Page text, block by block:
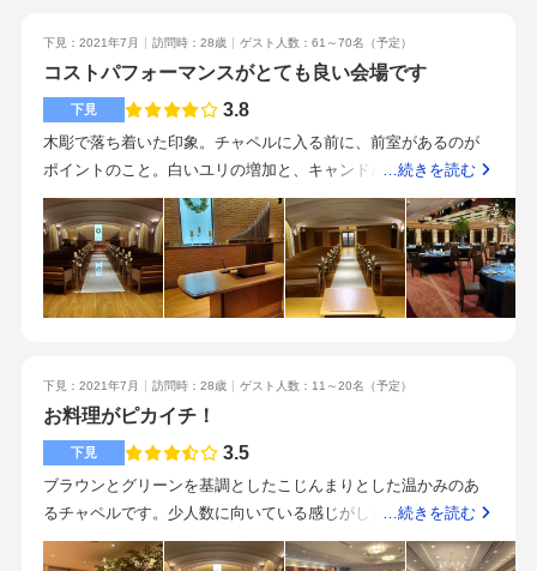
人数が少し足りなかったため諦めました。費用も控えめで自分
の納得いく結婚式が上がりそうな会場だなと感じました。見積
もりはたくさんオプションを付けてもらって出してもらったほ
うが差額がないのでお勧めです。
下見：2021年7月 訪問時：28歳 ゲスト人数：61～70名 （予定）
コストパフォーマンスがとても良い会場です
下見 3.8
木彫で落ち着いた印象。チャペルに入る前に、前室があるのが
ポイントのこと。白いユリの増加と、キャンドルが飾られてお
り素敵でした。会場名『万里」60～70名規模だとこちらをつか
うとのこと。ブラウンを基調として会場で、とても素敵でし
た。高砂に対して横長の会場なので、ゲストの顔もよく見えい
いとおもいました。込み込みの見積書を作ってくださいました
が、他の会場と比べてもかなり安かったです。ホテルのスタッ
くおいしかったです。デザートもおいしかったです。飯田橋、
水道橋からすぐなのでアクセスはよいと思います。スタッフさ
んは、非常に完結に話してくださるのでわかりやすかったで
す。状況が見えないということもありますが、コロナでの延期
についてのキャンセル料などについて詳しく説明してもらえな
スにこだわる方にはよいと思います。・会場が5つあるそうです
…続きを読む
下見：2021年7月 訪問時：28歳 ゲスト人数：11～20名 （予定）
お料理がピカイチ！
下見 3.5
ブラウンとグリーンを基調としたこじんまりとした温かみのあ
るチャペルです。少人数に向いている感じがします。絨毯にイ
ンパクトがあり、シャンデリアなども重なって重厚感がありま
…続きを読む